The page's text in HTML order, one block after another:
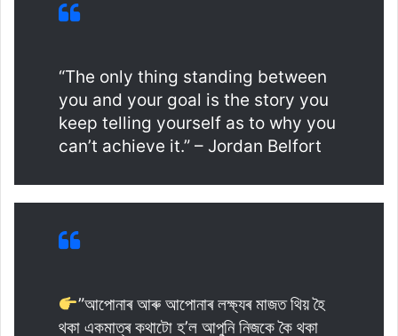
“The only thing standing between
you and your goal is the story you
keep telling yourself as to why you
can’t achieve it.” – Jordan Belfort
”আপোনাৰ আৰু আপোনাৰ লক্ষ্যৰ মাজত থিয় হৈ
থকা একমাত্ৰ কথাটো হ’ল আপুনি নিজকে কৈ থকা